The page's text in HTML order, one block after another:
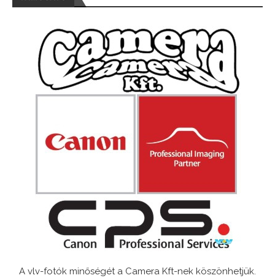
A vlv-fotók minőségét a Camera Kft-nek köszönhetjük.